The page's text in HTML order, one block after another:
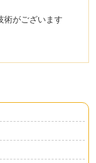
術がございます